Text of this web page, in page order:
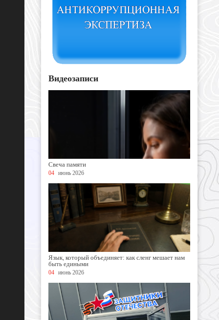
Видеозаписи
Свеча памяти
04 июнь 2026
Язык, который объединяет: как сленг мешает нам
быть едиными
04 июнь 2026